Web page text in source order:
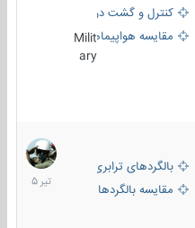
کنترل و گشت دریایی
مقایسه هواپیماهاMilit
ary
بالگردهای ترابری
مقایسه بالگردها
22
تیر
1405